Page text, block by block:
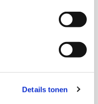
Details tonen